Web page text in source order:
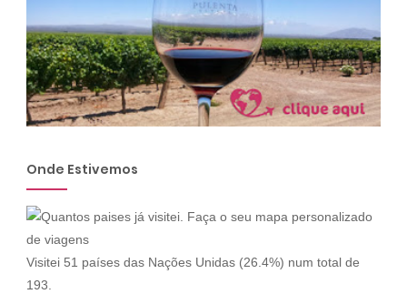
Onde Estivemos
Visitei 51 países das Nações Unidas (26.4%) num total de
193.